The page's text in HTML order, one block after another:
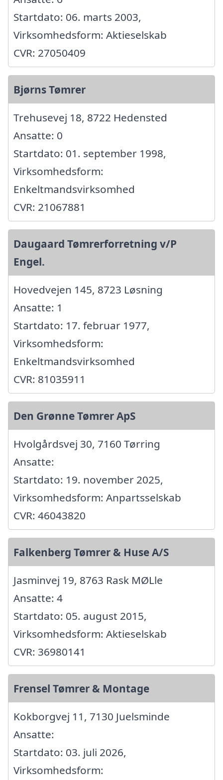
Startdato: 06. marts 2003,
Virksomhedsform: Aktieselskab
CVR: 27050409
Bjørns Tømrer
Trehusevej 18, 8722 Hedensted
Ansatte: 0
Startdato: 01. september 1998,
Virksomhedsform:
Enkeltmandsvirksomhed
CVR: 21067881
Daugaard Tømrerforretning v/P
Engel.
Hovedvejen 145, 8723 Løsning
Ansatte: 1
Startdato: 17. februar 1977,
Virksomhedsform:
Enkeltmandsvirksomhed
CVR: 81035911
Den Grønne Tømrer ApS
Hvolgårdsvej 30, 7160 Tørring
Ansatte:
Startdato: 19. november 2025,
Virksomhedsform: Anpartsselskab
CVR: 46043820
Falkenberg Tømrer & Huse A/S
Jasminvej 19, 8763 Rask MØLle
Ansatte: 4
Startdato: 05. august 2015,
Virksomhedsform: Aktieselskab
CVR: 36980141
Frensel Tømrer & Montage
Kokborgvej 11, 7130 Juelsminde
Ansatte:
Startdato: 03. juli 2026,
Virksomhedsform: